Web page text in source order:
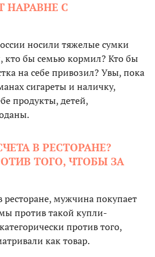
С
носили тяжелые сумки
кто бы семью кормил? Кто бы
на себе привозил? Увы, пока
сигареты и наличку,
продукты, детей,
В РЕСТОРАНЕ?
ТОГО, ЧТОБЫ ЗА
ресторане, мужчина покупает
против такой купли-
против того,
как товар.